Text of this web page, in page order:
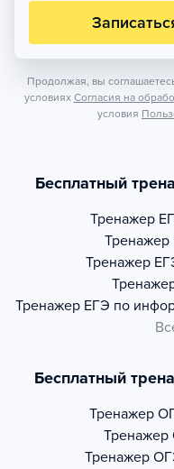
Продолжая, вы
условиях Согласия на
условия
Бесплатный
Тренажер
Тренажер
Тренажер
Тренажер ЕГЭ по
Бесплатный
Тренажер
Тренажер
Тренажер